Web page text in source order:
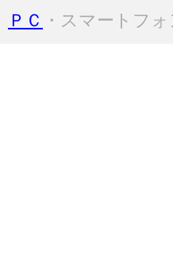
ＰＣ ・スマートフ